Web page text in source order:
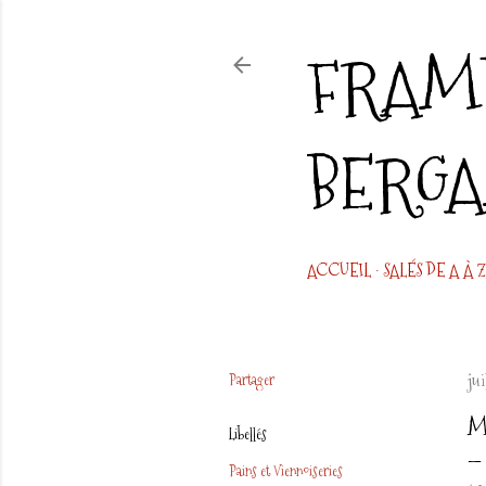
ACCUEIL SALÉS DE A À Z
Partager
Libellés
Pains et Viennoiseries